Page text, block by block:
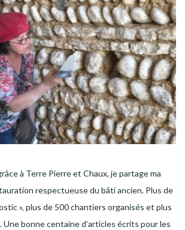
à Terre Pierre et Chaux, je partage ma
respectueuse du bâti ancien. Plus de
», plus de 500 chantiers organisés et plus
Une bonne centaine d’articles écrits pour les